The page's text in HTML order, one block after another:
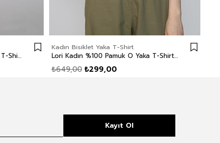
Addy Kadın %100 Pamuk O Yaka T-Shirt Açık Haki
Kadın Bisiklet Yaka T-Shirt
Lori Kadın %100 Pamuk O Yaka T-Shirt Siyah
₺299,00
₺649,00
Kayıt Ol